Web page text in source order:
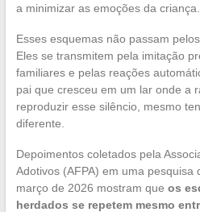
a minimizar as emoções da criança.
Esses esquemas não passam
Eles se transmitem pela imitação
familiares e pelas reações
pai que cresceu em um lar onde a
reproduzir esse silêncio, mesmo
diferente.
Depoimentos coletados pela
Adotivos (AFPA) em uma pesquisa
março de 2026 mostram que os
herdados se repetem mesmo